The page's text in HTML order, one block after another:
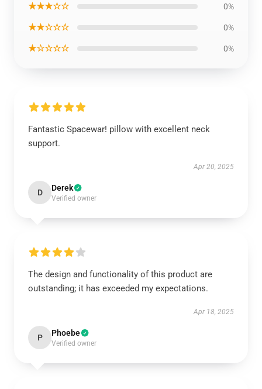
★★★☆☆ 0%
★★☆☆☆ 0%
★☆☆☆☆ 0%
Fantastic Spacewar! pillow with excellent neck
support.
Apr 20, 2025
D Derek
Verified owner
The design and functionality of this product are
outstanding; it has exceeded my expectations.
Apr 18, 2025
P Phoebe
Verified owner